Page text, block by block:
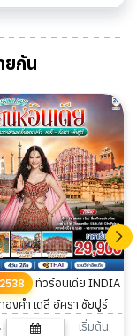
ยกัน
ทัวร์อินเดีย INDIA
องคำ เดลี อัครา ชัยปูร์
เริ่มต้น